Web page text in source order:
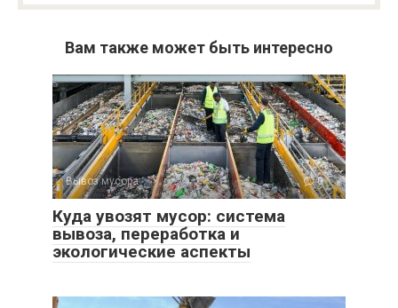
Вам также может быть интересно
Вывоз мусора 0
Куда увозят мусор: система
вывоза, переработка и
экологические аспекты